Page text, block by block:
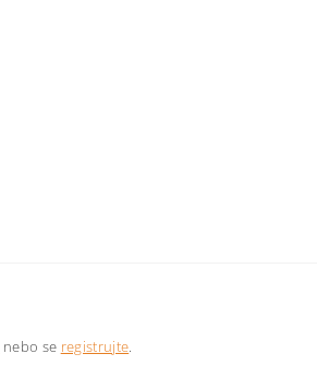
nebo se registrujte.